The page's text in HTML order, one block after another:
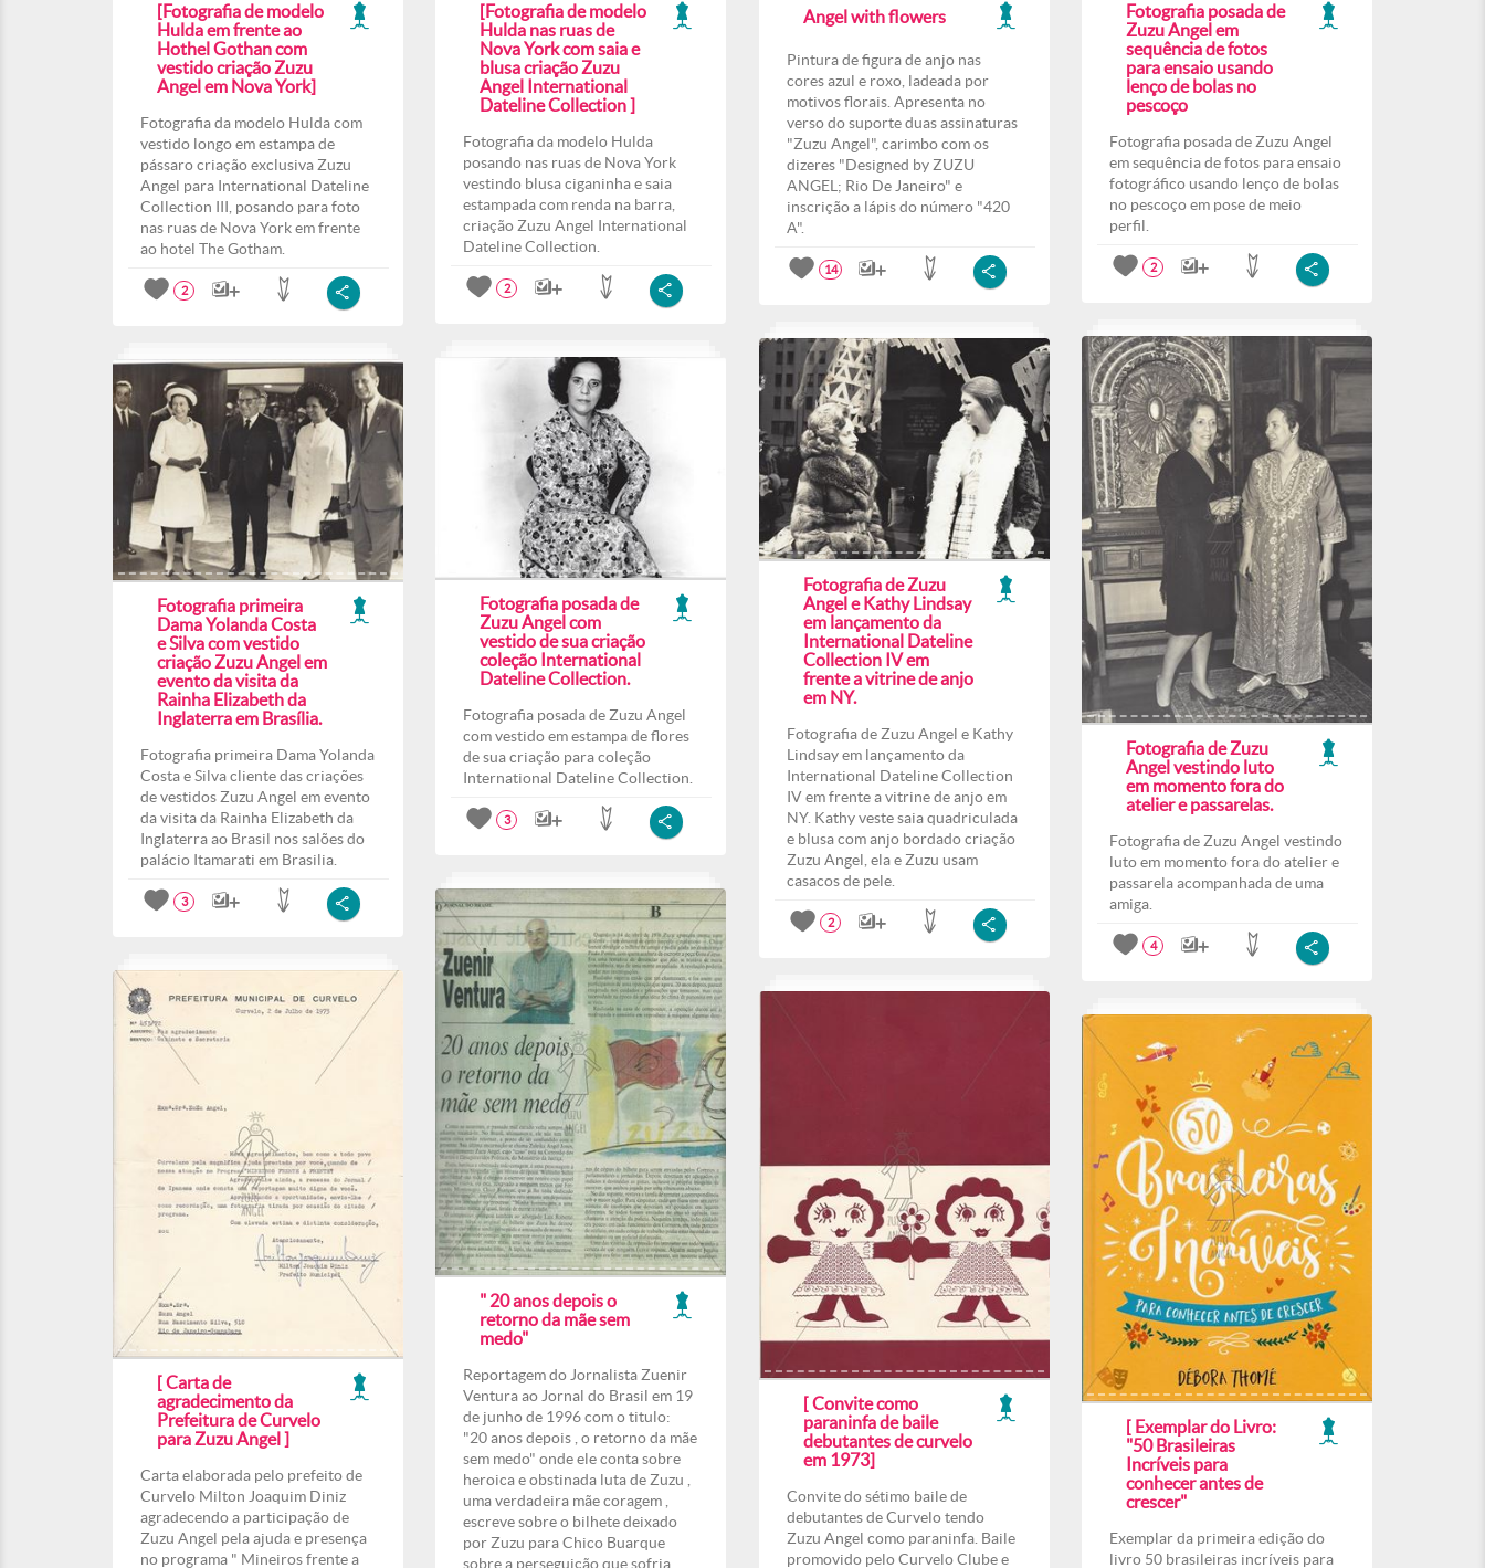
[Fotografia de modelo
Hulda em frente ao
Hothel Gothan com
vestido criação Zuzu
Angel em Nova York]
Fotografia da modelo Hulda com
vestido longo em estampa de
pássaro criação exclusiva Zuzu
Angel para International Dateline
Collection III, posando para foto
nas ruas de Nova York em frente
ao hotel The Gotham.
2
[Fotografia de modelo
Hulda nas ruas de
Nova York com saia e
blusa criação Zuzu
Angel International
Dateline Collection ]
Fotografia da modelo Hulda
posando nas ruas de Nova York
vestindo blusa ciganinha e saia
estampada com renda na barra,
criação Zuzu Angel International
Dateline Collection.
2
Angel with flowers
Pintura de figura de anjo nas
cores azul e roxo, ladeada por
motivos florais. Apresenta no
verso do suporte duas assinaturas
"Zuzu Angel", carimbo com os
dizeres "Designed by ZUZU
ANGEL; Rio De Janeiro" e
inscrição a lápis do número "420
A".
14
Fotografia posada de
Zuzu Angel em
sequência de fotos
para ensaio usando
lenço de bolas no
pescoço
Fotografia posada de Zuzu Angel
em sequência de fotos para ensaio
fotográfico usando lenço de bolas
no pescoço em pose de meio
perfil.
2
Fotografia de Zuzu
Angel vestindo luto
em momento fora do
atelier e passarelas.
Fotografia de Zuzu Angel vestindo
luto em momento fora do atelier e
passarela acompanhada de uma
amiga.
4
Fotografia de Zuzu
Angel e Kathy Lindsay
em lançamento da
International Dateline
Collection IV em
frente a vitrine de anjo
em NY.
Fotografia de Zuzu Angel e Kathy
Lindsay em lançamento da
International Dateline Collection
IV em frente a vitrine de anjo em
NY. Kathy veste saia quadriculada
e blusa com anjo bordado criação
Zuzu Angel, ela e Zuzu usam
casacos de pele.
2
Fotografia posada de
Zuzu Angel com
vestido de sua criação
coleção International
Dateline Collection.
Fotografia posada de Zuzu Angel
com vestido em estampa de flores
de sua criação para coleção
International Dateline Collection.
3
Fotografia primeira
Dama Yolanda Costa
e Silva com vestido
criação Zuzu Angel em
evento da visita da
Rainha Elizabeth da
Inglaterra em Brasília.
Fotografia primeira Dama Yolanda
Costa e Silva cliente das criações
de vestidos Zuzu Angel em evento
da visita da Rainha Elizabeth da
Inglaterra ao Brasil nos salões do
palácio Itamarati em Brasilia.
3
" 20 anos depois o
retorno da mãe sem
medo"
Reportagem do Jornalista Zuenir
Ventura ao Jornal do Brasil em 19
de junho de 1996 com o titulo:
"20 anos depois , o retorno da mãe
sem medo" onde ele conta sobre
heroica e obstinada luta de Zuzu ,
uma verdadeira mãe coragem ,
escreve sobre o bilhete deixado
por Zuzu para Chico Buarque
sobre a perseguição que sofria
[ Carta de
agradecimento da
Prefeitura de Curvelo
para Zuzu Angel ]
Carta elaborada pelo prefeito de
Curvelo Milton Joaquim Diniz
agradecendo a participação de
Zuzu Angel pela ajuda e presença
no programa " Mineiros frente a
[ Convite como
paraninfa de baile
debutantes de curvelo
em 1973]
Convite do sétimo baile de
debutantes de Curvelo tendo
Zuzu Angel como paraninfa. Baile
promovido pelo Curvelo Clube e
[ Exemplar do Livro:
"50 Brasileiras
Incríveis para
conhecer antes de
crescer"
Exemplar da primeira edição do
livro 50 brasileiras incríveis para